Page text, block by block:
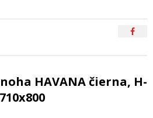
HAVANA čierna, H-
710x800